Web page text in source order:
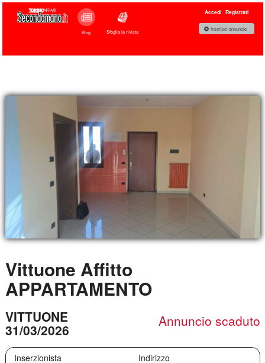
Blog Sfoglia la rivista
Accedi Registrati
Inserisci annuncio
Vittuone Affitto
APPARTAMENTO
VITTUONE
31/03/2026
Annuncio scaduto
Inserzionista
Indirizzo